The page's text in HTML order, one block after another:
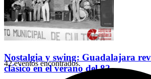
Nostalgia y swing: Guadalajara
clásico en el verano del 82
42 eventos encontrados.